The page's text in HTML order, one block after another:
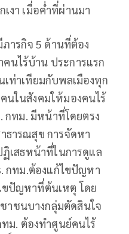
งา เมื่อค่ำที่ผ่านมา
ารกิจ 5 ด้านที่ต้อง
นไร้บ้าน ประการแรก
ท่าเทียมกับพลเมืองทุก
นในสังคมให้มองคนไร้
กทม. มีหน้าที่โดยตรง
ธารณสุข การจัดหา
เสธหน้าที่ในการดูแล
กทม.ต้องแก้ไขปัญหา
ขปัญหาที่ต้นเหตุ โดย
าชนบางกลุ่มตัดสินใจ
ม. ต้องทำศูนย์คนไร้